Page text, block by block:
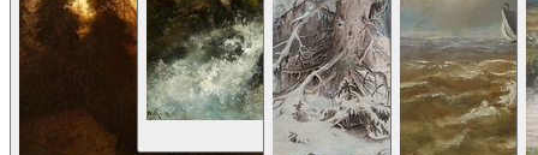
ดูรายละเอียด